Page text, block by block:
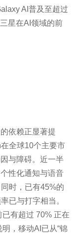
AI普及至超过
星在AI领域的前
依赖正显著提
全球10个主要市
与障碍。近一半
性化通知与语音
时，已有45%的
已与打字相当。
有超过 70% 正在
，移动AI已从“锦